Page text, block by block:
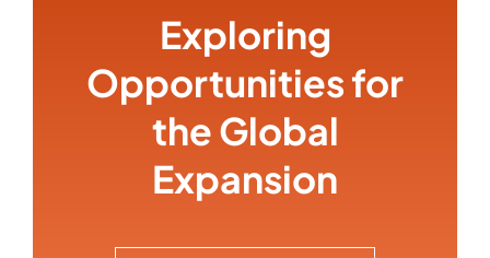
Exploring
Opportunities for
the Global
Expansion